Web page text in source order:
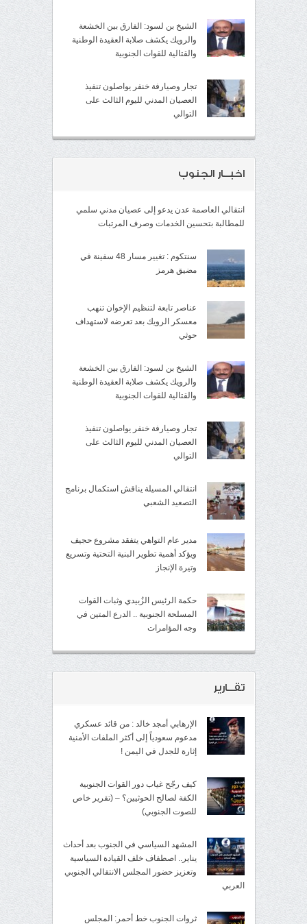
الشيخ بن لسود: الفارق بين الخشعة
والرويك يكشف صلابة العقيدة الوطنية
والقتالية للقوات الجنوبية
تجار وصيارفة خنفر يواصلون تنفيذ
العصيان المدني لليوم الثالث على
التوالي
اخبــار الجنوب
انتقالي العاصمة عدن يدعو إلى عصيان مدني سلمي
للمطالبة بتحسين الخدمات وصرف المرتبات
سنتكوم : تغيير مسار 48 سفينة في
مضيق هرمز
عناصر تابعة لتنظيم الإخوان تنهب
معسكر الرويك بعد تعرضه لاستهداف
حوثي
الشيخ بن لسود: الفارق بين الخشعة
والرويك يكشف صلابة العقيدة الوطنية
والقتالية للقوات الجنوبية
تجار وصيارفة خنفر يواصلون تنفيذ
العصيان المدني لليوم الثالث على
التوالي
انتقالي المسيلة يناقش استكمال برنامج
التصعيد الشعبي
مدير عام التواهي يتفقد مشروع حجيف
ويؤكد أهمية تطوير البنية التحتية وتسريع
وتيرة الإنجاز
حكمة الرئيس الزُبيدي وثبات القوات
المسلحة الجنوبية .. الدرع المتين في
وجه المؤامرات
تقــارير
الإرهابي أمجد خالد : من قائد عسكري
مدعوم سعودياً إلى أكثر الملفات الأمنية
إثارة للجدل في اليمن !
كيف رجّح غياب دور القوات الجنوبية
الكفة لصالح الحوثيين؟ – (تقرير خاص
للصوت الجنوبي)
المشهد السياسي في الجنوب بعد أحداث
يناير.. اصطفاف خلف القيادة السياسية
وتعزيز حضور المجلس الانتقالي الجنوبي
العربي
ثروات الجنوب خط أحمر: المجلس